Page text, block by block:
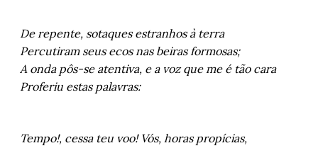
De repente, sotaques estranhos à terra
Percutiram seus ecos nas beiras formosas;
A onda pôs-se atentiva, e a voz que me é tão cara
Proferiu estas palavras:
Tempo!, cessa teu voo! Vós, horas propícias,